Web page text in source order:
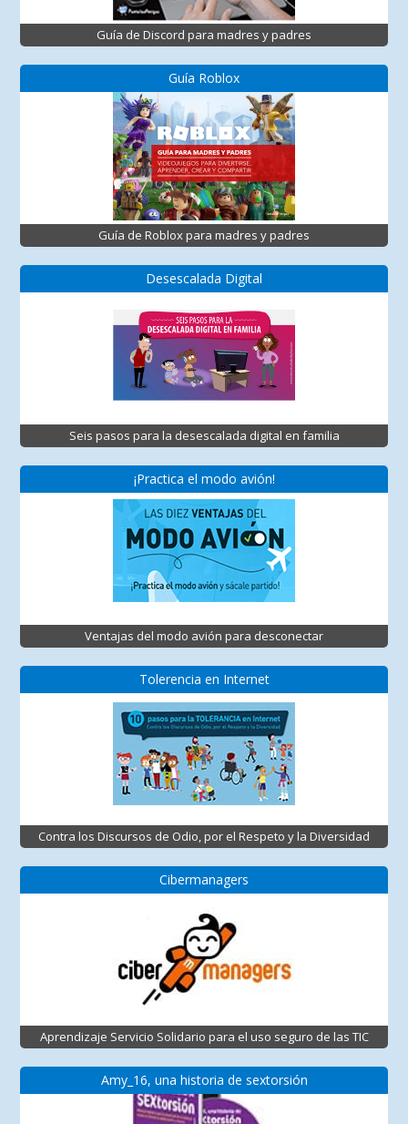
Guía de Discord para madres y padres
Guía Roblox
Guía de Roblox para madres y padres
Desescalada Digital
Seis pasos para la desescalada digital en familia
¡Practica el modo avión!
Ventajas del modo avión para desconectar
Tolerencia en Internet
Contra los Discursos de Odio, por el Respeto y la Diversidad
Cibermanagers
Aprendizaje Servicio Solidario para el uso seguro de las TIC
Amy_16, una historia de sextorsión